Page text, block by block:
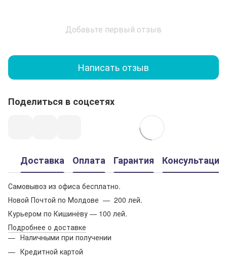
Добавьте первый отзыв
Написать отзыв
Поделиться в соцсетях
Доставка Оплата Гарантия Консультация
Самовывоз из офиса бесплатно.
Новой Почтой по Молдове — 200 лей.
Курьером по Кишинёву — 100 лей.
Подробнее о доставке
Наличными при получении
Кредитной картой